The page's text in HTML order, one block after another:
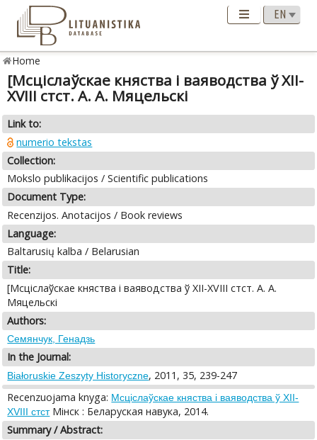
Home
[Мсціслаўскае княства i ваяводства ў XII-
XVIII стст. А. А. Мяцельскі
Link to:
numerio tekstas
Collection:
Mokslo publikacijos / Scientific publications
Document Type:
Recenzijos. Anotacijos / Book reviews
Language:
Baltarusių kalba / Belarusian
Title:
[Мсціслаўскае княства i ваяводства ў XII-XVIII стст. А. А.
Мяцельскі
Authors:
Семянчук, Генадзь
In the Journal:
Białoruskie Zeszyty Historyczne, 2011, 35, 239-247
Recenzuojama knyga: Мсціслаўскае княства і ваяводства ў XII-
XVIII стстМiнск : Беларуская навука, 2014.
Summary / Abstract: